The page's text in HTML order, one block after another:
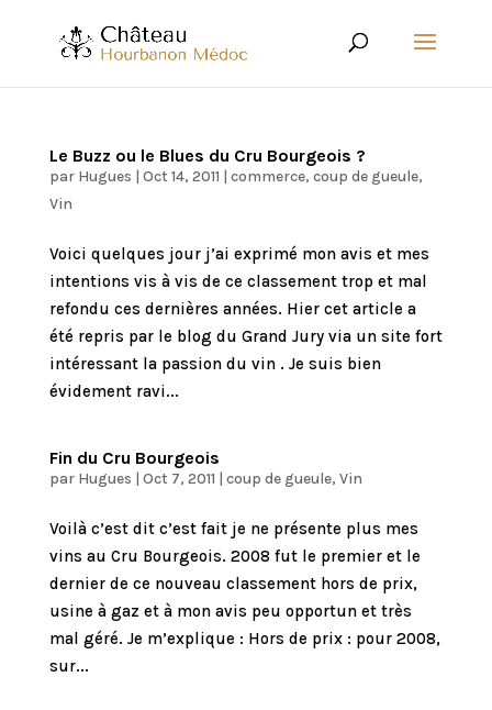
Le Buzz ou le Blues du Cru Bourgeois ?
par Hugues | Oct 14, 2011 | commerce, coup de gueule,
Vin
Voici quelques jour j’ai exprimé mon avis et mes
intentions vis à vis de ce classement trop et mal
refondu ces dernières années. Hier cet article a
été repris par le blog du Grand Jury via un site fort
intéressant la passion du vin . Je suis bien
évidement ravi...
Fin du Cru Bourgeois
par Hugues | Oct 7, 2011 | coup de gueule, Vin
Voilà c’est dit c’est fait je ne présente plus mes
vins au Cru Bourgeois. 2008 fut le premier et le
dernier de ce nouveau classement hors de prix,
usine à gaz et à mon avis peu opportun et très
mal géré. Je m’explique : Hors de prix : pour 2008,
sur...